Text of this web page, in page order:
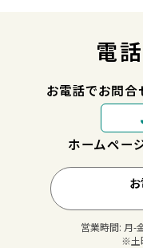
電
お電話でお問合
ホームペー
営業時間: 月-
※土